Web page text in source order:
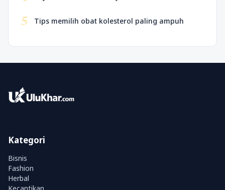
5 Tips memilih obat kolesterol paling ampuh
Kategori
Bisnis
Fashion
Herbal